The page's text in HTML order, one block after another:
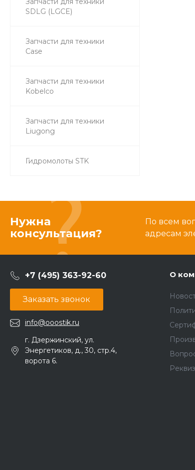
SDLG (LGCE)
Запчасти для техники
Case
Запчасти для техники
Kobelco
Запчасти для техники
Liugong
Гидромолоты STK
Нужна
консультация?
По всем
адресам
+7 (495) 363-92-60
Заказать звонок
info@ooostik.ru
г. Дзержинский, ул.
Энергетиков, д., 30, стр.4,
ворота 6.
О